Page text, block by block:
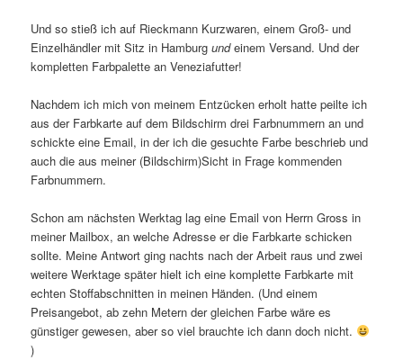
Und so stieß ich auf Rieckmann Kurzwaren, einem Groß- und
Einzelhändler mit Sitz in Hamburgundeinem Versand. Und der
kompletten Farbpalette an Veneziafutter!
Nachdem ich mich von meinem Entzücken erholt hatte peilte ich
aus der Farbkarte auf dem Bildschirm drei Farbnummern an und
schickte eine Email, in der ich die gesuchte Farbe beschrieb und
auch die aus meiner (Bildschirm)Sicht in Frage kommenden
Farbnummern.
Schon am nächsten Werktag lag eine Email von Herrn Gross in
meiner Mailbox, an welche Adresse er die Farbkarte schicken
sollte. Meine Antwort ging nachts nach der Arbeit raus und zwei
weitere Werktage später hielt ich eine komplette Farbkarte mit
echten Stoffabschnitten in meinen Händen. (Und einem
Preisangebot, ab zehn Metern der gleichen Farbe wäre es
günstiger gewesen, aber so viel brauchte ich dann doch nicht.
)